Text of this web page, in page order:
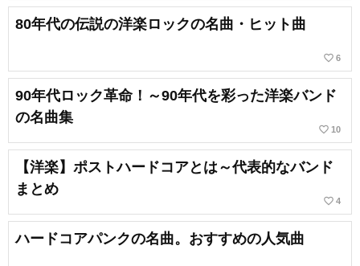
80年代の伝説の洋楽ロックの名曲・ヒット曲
favorite_border 6
90年代ロック革命！～90年代を彩った洋楽バンド
の名曲集
favorite_border 10
【洋楽】ポストハードコアとは～代表的なバンド
まとめ
favorite_border 4
ハードコアパンクの名曲。おすすめの人気曲